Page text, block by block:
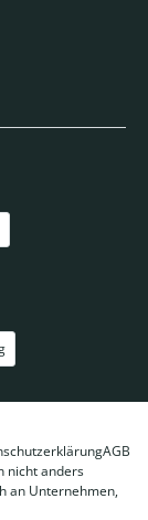
AGB
nicht anders
an Unternehmen,